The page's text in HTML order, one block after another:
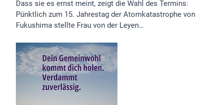
Dass sie es ernst meint, zeigt die Wahl des Termins:
Pünktlich zum 15. Jahrestag der Atomkatastrophe von
Fukushima stellte Frau von der Leyen…